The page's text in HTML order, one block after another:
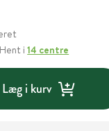
i14 centre
Læg i kurv